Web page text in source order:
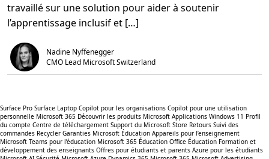
s
r
g
n
n
e
n
o
u
v
travaillé sur une solution pour aider à soutenir
l’apprentissage inclusif et […]
Nadine Nyffenegger
CMO Lead Microsoft Switzerland
Surface Pro Surface Laptop Copilot pour les organisations Copilot pour une utilisation
personnelle Microsoft 365 Découvrir les produits Microsoft Applications Windows 11 Profil
du compte Centre de téléchargement Support du Microsoft Store Retours Suivi des
commandes Recycler Garanties Microsoft Éducation Appareils pour l’enseignement
Microsoft Teams pour l’éducation Microsoft 365 Éducation Office Éducation Formation et
développement des enseignants Offres pour étudiants et parents Azure pour les étudiants